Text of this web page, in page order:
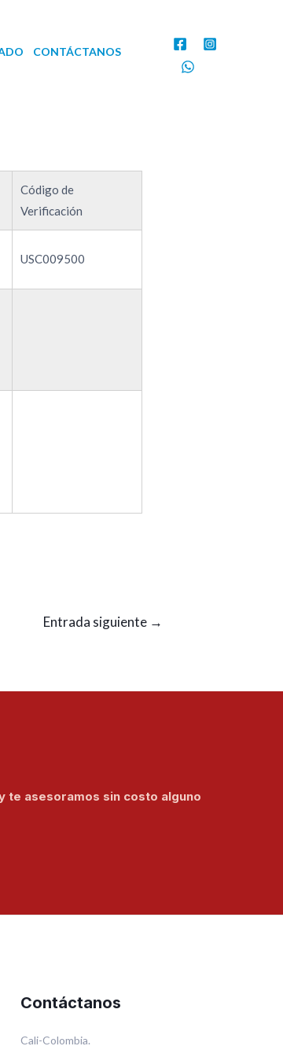
CONTÁCTANOS
Código de
Verificación
USC009500
Entrada siguiente →
te asesoramos sin costo alguno
Contáctanos
Cali-Colombia.